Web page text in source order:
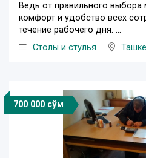
Ведь от правильного выбора
комфорт и удобство всех
течение рабочего дня. ...
Столы и стулья
700 000 сўм